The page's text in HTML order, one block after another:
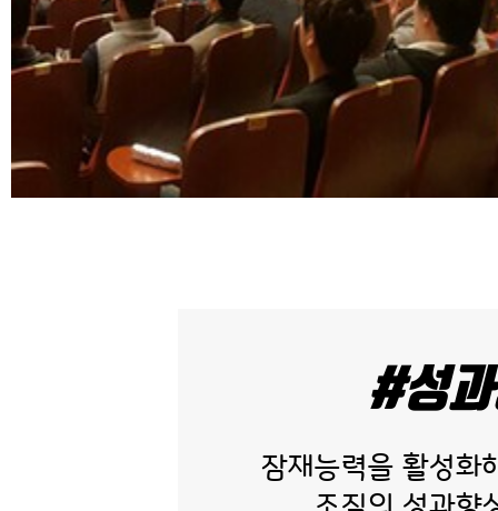
#성
잠재능력을 활성화